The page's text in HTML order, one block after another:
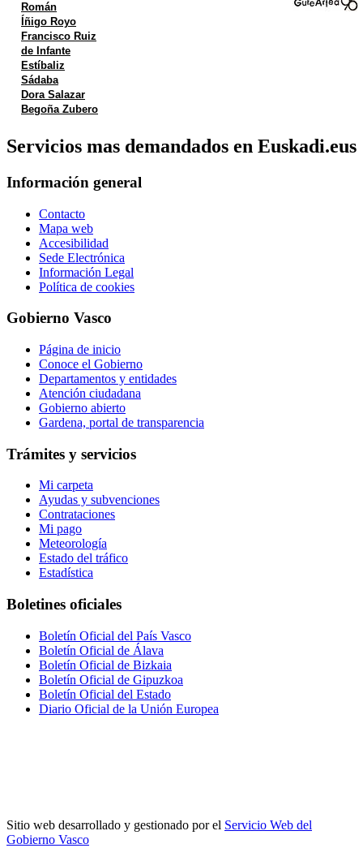
Román
Íñigo Royo
Francisco Ruiz
de Infante
Estíbaliz
Sádaba
Dora Salazar
Begoña Zubero
Servicios mas demandados en Euskadi.eus
Información general
Contacto
Mapa web
Accesibilidad
Sede Electrónica
Información Legal
Política de cookies
Gobierno Vasco
Página de inicio
Conoce el Gobierno
Departamentos y entidades
Atención ciudadana
Gobierno abierto
Gardena, portal de transparencia
Trámites y servicios
Mi carpeta
Ayudas y subvenciones
Contrataciones
Mi pago
Meteorología
Estado del tráfico
Estadística
Boletines oficiales
Boletín Oficial del País Vasco
Boletín Oficial de Álava
Boletín Oficial de Bizkaia
Boletín Oficial de Gipuzkoa
Boletín Oficial del Estado
Diario Oficial de la Unión Europea
Sitio web desarrollado y gestionado por el Servicio Web del
Gobierno Vasco